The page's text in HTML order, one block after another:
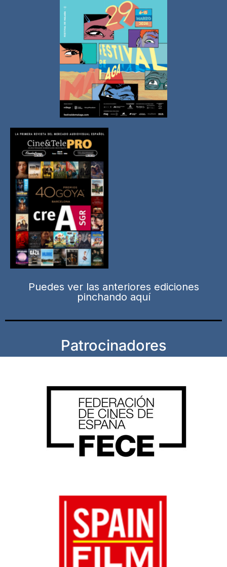
Puedes ver las anteriores ediciones
pinchando aquí
Patrocinadores